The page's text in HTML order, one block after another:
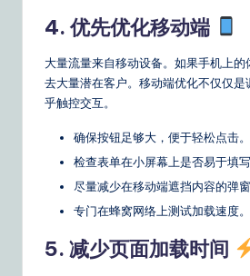
4. 优先优化移动端
大量流量来自移动设备。如果手机上的
去大量潜在客户。移动端优化不仅仅
乎触控交互。
确保按钮足够大，便于轻松点击。
检查表单在小屏幕上是否易于填写
尽量减少在移动端遮挡内容的弹窗
专门在蜂窝网络上测试加载速度。
5. 减少页面加载时间